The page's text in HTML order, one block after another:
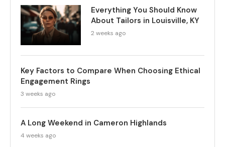
Everything You Should Know
About Tailors in Louisville, KY
2 weeks ago
Key Factors to Compare When Choosing Ethical
Engagement Rings
3 weeks ago
A Long Weekend in Cameron Highlands
4 weeks ago